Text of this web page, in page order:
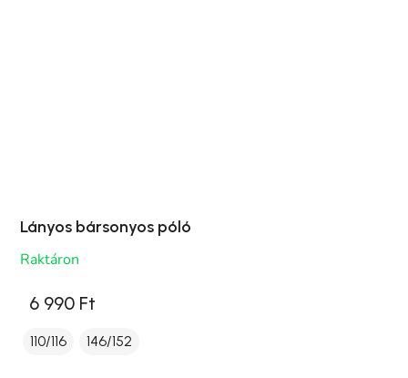
Lányos bársonyos póló
Raktáron
6 990 Ft
110/116 146/152